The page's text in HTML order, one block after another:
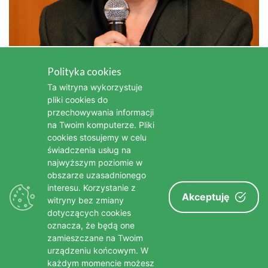
aktorka i piosenkarka
Kim była Bonnie Tyler - legendarna wokalistka popowa i
Kim była Stanisława Celińska - wybitna polska aktorka
Nie żyje Bożena Dykiel, wybitna aktorka teatralna i filmowa
Nie żyje Edward Linde-Lubaszenko, wybitny polski aktor
Nie żyje Brigitte Bardot - jedna z największych gwiazd
francuskiego kina
Polityka cookies
Ta witryna wykorzystuje
pliki cookies do
przechowywania informacji
na Twoim komputerze. Pliki
cookies stosujemy w celu
świadczenia usług na
najwyższym poziomie w
obszarze uzasadnionego
interesu. Korzystanie z
witryny bez zmiany
dotyczących cookies
oznacza, że będą one
zamieszczane na Twoim
urządzeniu końcowym. W
każdym momencie możesz
Akceptuję